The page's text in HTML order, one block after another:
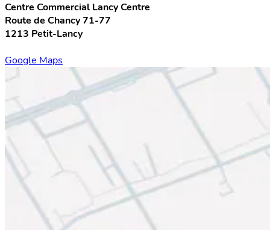
Centre Commercial Lancy Centre
Route de Chancy 71-77
1213 Petit-Lancy
Google Maps